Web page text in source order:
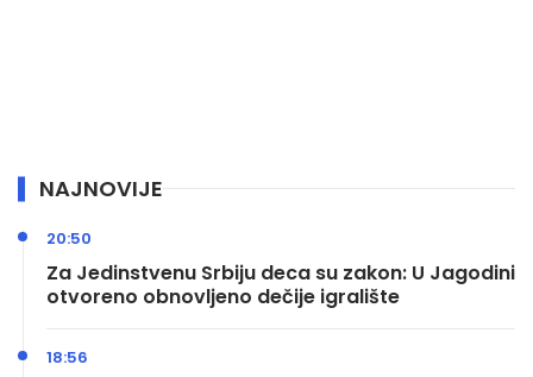
NAJNOVIJE
Za Jedinstvenu Srbiju deca su zakon: U Jagodini
otvoreno obnovljeno dečije igralište
20:50
18:56